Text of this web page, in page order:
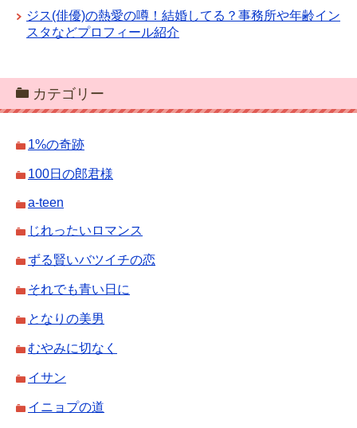
ジス(俳優)の熱愛の噂！結婚してる？事務所や年齢イン
スタなどプロフィール紹介
カテゴリー
1%の奇跡
100日の郎君様
a-teen
じれったいロマンス
ずる賢いバツイチの恋
それでも青い日に
となりの美男
むやみに切なく
イサン
イニョプの道